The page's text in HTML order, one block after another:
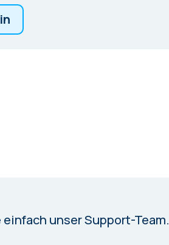
einfach unser Support-Team.